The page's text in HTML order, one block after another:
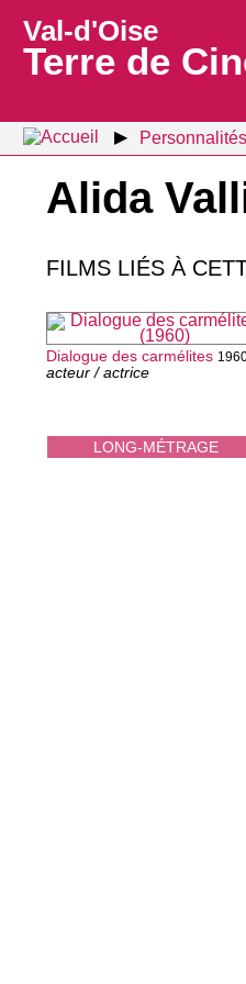
Val-d'Oise
Terre de
Personnalités
Alida
FILMS LIÉS À
LONG-MÉTRAGE
Dialogue des carmélites
acteur / actrice